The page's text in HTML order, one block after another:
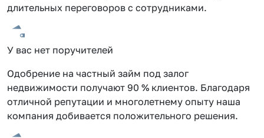
длительных переговоров с сотрудниками.
У вас нет поручителей
Одобрение на частный займ под залог
недвижимости получают 90 % клиентов. Благодаря
отличной репутации и многолетнему опыту наша
компания добивается положительного решения.